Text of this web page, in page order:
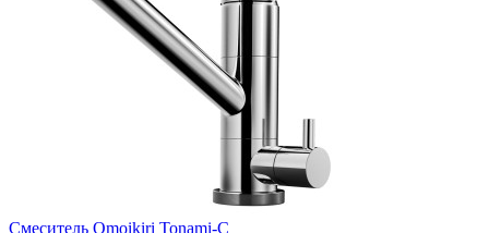
Смеситель Omoikiri Tonami-C